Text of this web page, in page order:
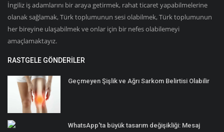
İngiliz iş adamlarını bir araya getirmek, rahat ticaret yapabilmelerine
olanak sağlamak, Türk toplumunun sesi olabilmek, Türk toplumunun
her bireyine ulaşabilmek ve onlar için bir nefes olabilemeyi
amaçlamaktayız.
RASTGELE GÖNDERILER
Geçmeyen Şişlik ve Ağrı Sarkom Belirtisi Olabilir
WhatsApp'ta büyük tasarım değişikliği: Mesaj